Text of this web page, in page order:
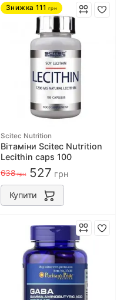
Знижка 111 грн
Scitec Nutrition
Вітаміни Scitec Nutrition
Lecithin caps 100
638грн 527 грн
Купити